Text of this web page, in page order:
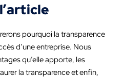
pourquoi la transparence
d’une entreprise. Nous
qu’elle apporte, les
la transparence et enfin,